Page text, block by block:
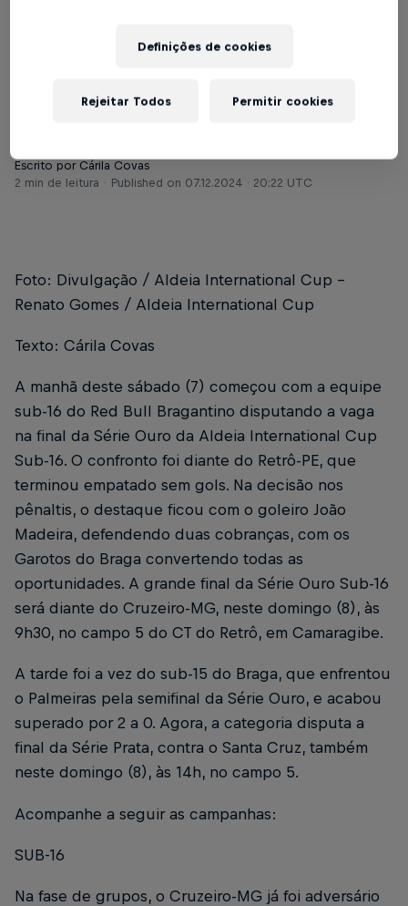
Cruzeiro na final da Série Ouro
Escrito por Cárila Covas
2 min de leitura
Published on 07.12.2024 · 20:22 UTC
Foto: Divulgação / Aldeia International Cup –
Renato Gomes / Aldeia International Cup
Texto: Cárila Covas
A manhã deste sábado (7) começou com a equipe
sub-16 do Red Bull Bragantino disputando a vaga
na final da Série Ouro da Aldeia International Cup
Sub-16. O confronto foi diante do Retrô-PE, que
terminou empatado sem gols. Na decisão nos
pênaltis, o destaque ficou com o goleiro João
Madeira, defendendo duas cobranças, com os
Garotos do Braga convertendo todas as
oportunidades. A grande final da Série Ouro Sub-16
será diante do Cruzeiro-MG, neste domingo (8), às
9h30, no campo 5 do CT do Retrô, em Camaragibe.
A tarde foi a vez do sub-15 do Braga, que enfrentou
o Palmeiras pela semifinal da Série Ouro, e acabou
superado por 2 a 0. Agora, a categoria disputa a
final da Série Prata, contra o Santa Cruz, também
neste domingo (8), às 14h, no campo 5.
Acompanhe a seguir as campanhas:
SUB-16
Na fase de grupos, o Cruzeiro-MG já foi adversário
Definições de cookies
Rejeitar Todos Permitir cookies